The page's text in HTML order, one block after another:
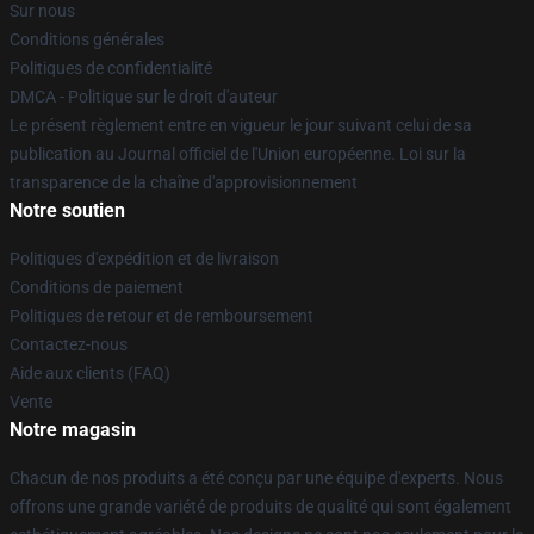
Sur nous
Conditions générales
Politiques de confidentialité
DMCA - Politique sur le droit d'auteur
Le présent règlement entre en vigueur le jour suivant celui de sa
publication au Journal officiel de l'Union européenne. Loi sur la
transparence de la chaîne d'approvisionnement
Notre soutien
Politiques d'expédition et de livraison
Conditions de paiement
Politiques de retour et de remboursement
Contactez-nous
Aide aux clients (FAQ)
Vente
Notre magasin
Chacun de nos produits a été conçu par une équipe d'experts. Nous
offrons une grande variété de produits de qualité qui sont également